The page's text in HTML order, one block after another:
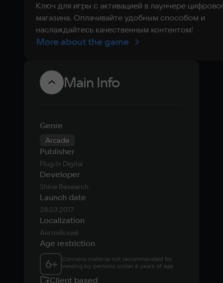
Ключ для игры с активацией в лаунчере
магазина. Оплачивайте удобным способом и
наслаждайтесь качественным контентом!
More about the game
Main Info
Genre
Arcade
Publisher
Plug In Digital
Developer
Shine Research
Launch date
28.03.2017
Localization
Английский
Age restriction
6+
Contains material not recommended for
viewing by persons under 6 years of age
Client based